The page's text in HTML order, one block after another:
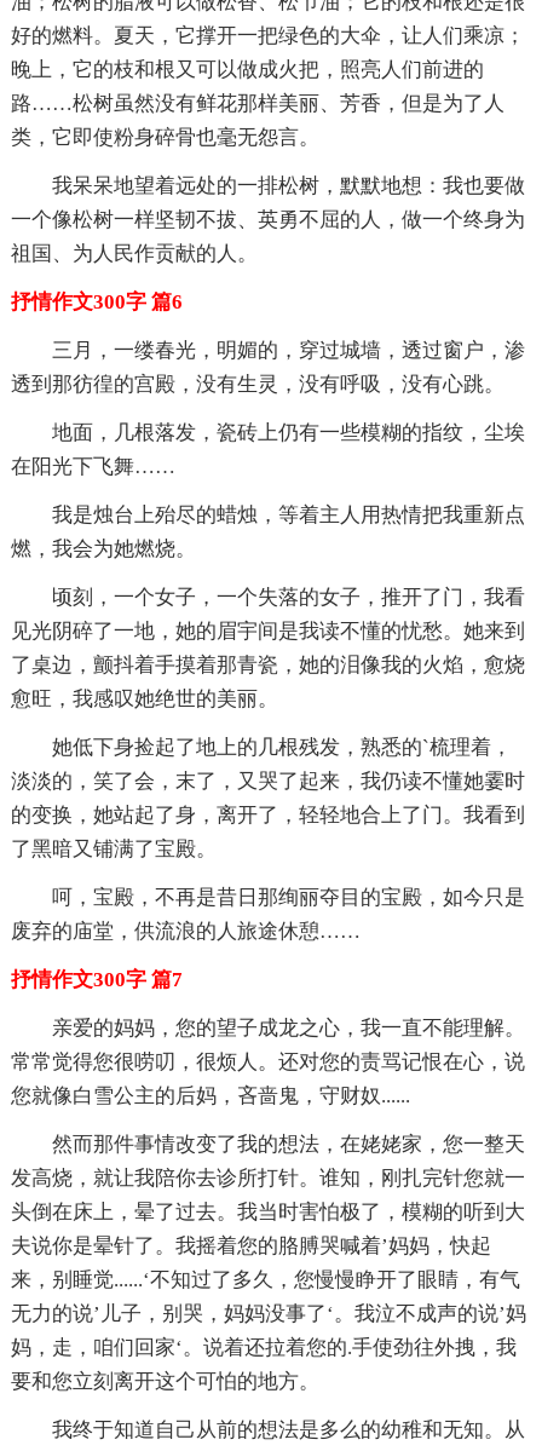
好的燃料。夏天，它撑开一把绿色的大伞，让人们乘凉；
晚上，它的枝和根又可以做成火把，照亮人们前进的
路……松树虽然没有鲜花那样美丽、芳香，但是为了人
类，它即使粉身碎骨也毫无怨言。
我呆呆地望着远处的一排松树，默默地想：我也要做
一个像松树一样坚韧不拔、英勇不屈的人，做一个终身为
祖国、为人民作贡献的人。
抒情作文300字 篇6
三月，一缕春光，明媚的，穿过城墙，透过窗户，渗
透到那彷徨的宫殿，没有生灵，没有呼吸，没有心跳。
地面，几根落发，瓷砖上仍有一些模糊的指纹，尘埃
在阳光下飞舞……
我是烛台上殆尽的蜡烛，等着主人用热情把我重新点
燃，我会为她燃烧。
顷刻，一个女子，一个失落的女子，推开了门，我看
见光阴碎了一地，她的眉宇间是我读不懂的忧愁。她来到
了桌边，颤抖着手摸着那青瓷，她的泪像我的火焰，愈烧
愈旺，我感叹她绝世的美丽。
她低下身捡起了地上的几根残发，熟悉的`梳理着，
淡淡的，笑了会，末了，又哭了起来，我仍读不懂她霎时
的变换，她站起了身，离开了，轻轻地合上了门。我看到
了黑暗又铺满了宝殿。
呵，宝殿，不再是昔日那绚丽夺目的宝殿，如今只是
废弃的庙堂，供流浪的人旅途休憩……
抒情作文300字 篇7
亲爱的妈妈，您的望子成龙之心，我一直不能理解。
常常觉得您很唠叨，很烦人。还对您的责骂记恨在心，说
您就像白雪公主的后妈，吝啬鬼，守财奴......
然而那件事情改变了我的想法，在姥姥家，您一整天
发高烧，就让我陪你去诊所打针。谁知，刚扎完针您就一
头倒在床上，晕了过去。我当时害怕极了，模糊的听到大
夫说你是晕针了。我摇着您的胳膊哭喊着’妈妈，快起
来，别睡觉......‘不知过了多久，您慢慢睁开了眼睛，有气
无力的说’儿子，别哭，妈妈没事了‘。我泣不成声的说’妈
妈，走，咱们回家‘。说着还拉着您的.手使劲往外拽，我
要和您立刻离开这个可怕的地方。
我终于知道自己从前的想法是多么的幼稚和无知。从